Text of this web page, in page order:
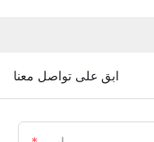
ابق على تواصل معنا